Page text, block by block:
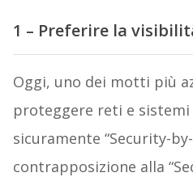
1 – Preferire la
Oggi, uno dei motti più
proteggere reti e
sicuramente “Security-
contrapposizione alla